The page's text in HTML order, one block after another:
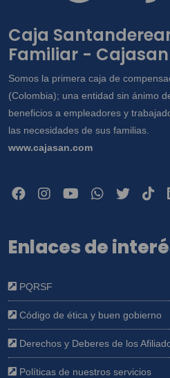
incorporadas en la
www.cajasan.com, la
y saber que en esta se
datos sensibles, y en
sean compartidos con
la Caja tienen alianzas
la construcción de
conozco que como
derechos a conocer,
Caja
Familiar - Cajasan
Somos la primera caja de
(Colombia); una entidad sin ánimo
beneficios a empleadores y
las necesidades de sus familias.
www.cajasan.com
Enlaces de
PQRSF
Código de ética y buen gobierno
Derechos y Deberes de los
Políticas de nuestros servicios